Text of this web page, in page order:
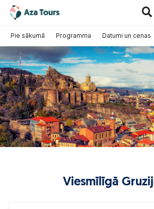
ceļojumi
Ceļojumi
pa Eiropu
(ar
lidmašīnu)
Kruīzi
Viesmīlīgā
Pie sākumā Programma Datumi un cenas